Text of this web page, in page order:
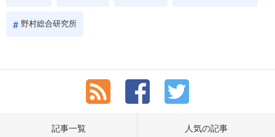
野村総合研究所
記事一覧 人気の記事